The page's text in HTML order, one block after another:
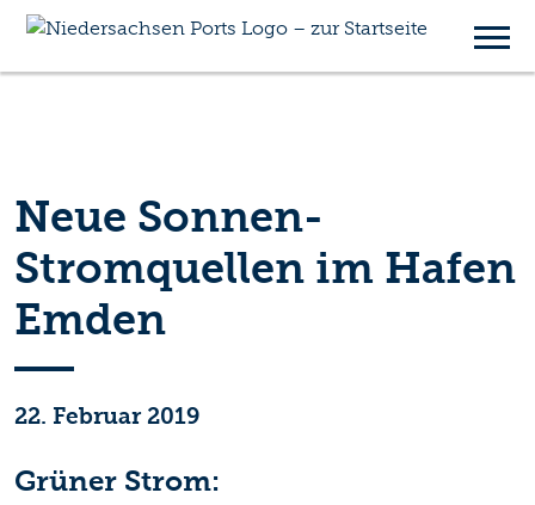
Neue Sonnen-
Stromquellen im Hafen
Emden
22. Februar 2019
Grüner Strom: